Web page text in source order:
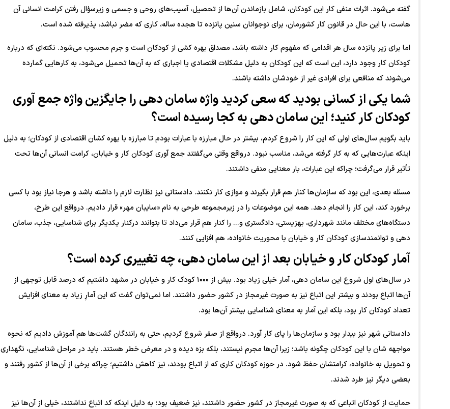
گفته می‌شود. اثرات منفی کار این کودکان، شامل بازماندن آن‌ها از تحصیل، آسیب‌های روحی و جسمی و زیرسؤال رفتن کرامت انسانی آن
هاست، با این حال در قانون کار کشورمان، برای نوجوانان سنین پانزده تا هجده ساله، کاری که مضر نباشد، پذیرفته شده است.
اما برای زیر پانزده سال هر اقدامی که مفهوم کار داشته باشد، مصداق بهره کشی از کودکان است و جرم محسوب می‌شود. نکته‌ای که درباره
کودکان کار وجود دارد، این است که این کودکان به دلیل مشکلات اقتصادی یا اجباری که به آن‌ها تحمیل می‌شود، به کار‌هایی گمارده
می‌شوند که منافعی برای افرادی غیر از خودشان داشته باشند.
شما یکی از کسانی بودید که سعی کردید واژه سامان دهی را جایگزین واژه جمع آوری
کودکان کار کنید؛ این سامان دهی به کجا رسیده است؟
باید بگویم سال‌های اولی که این کار را شروع کردم، بیشتر در حال مبارزه با عبارات بودم تا مبارزه با بهره کشان اقتصادی از کودکان؛ به دلیل
اینکه عبارت‌هایی که به کار گرفته‌ می‌شد، مناسب نبود. درواقع وقتی می‌گفتند جمع آوری کودکان کار و خیابان، کرامت انسانی آن‌ها تحت
تأثیر قرار می‌گرفت؛ چراکه این عبارات، بار معنایی منفی داشتند.
مسئله بعدی، این بود که سازمان‌ها کنار هم قرار بگیرند و موازی کار نکنند. دادستانی نیز نظارت لازم را داشته باشد و هرجا نیاز بود با کسی
برخورد کند، این کار را انجام دهد. همه این موضوعات را در زیرمجموعه طرحی به نام «سایبان مهر» قرار دادیم. درواقع این طرح،
دستگاه‌های مختلف مانند شهرداری، بهزیستی، دادگستری و... را کنار هم قرار می‌داد تا بتوانند درکنار یکدیگر برای شناسایی، جذب، سامان
دهی و توانمندسازی کودکان کار و خیابان با محوریت خانواده، هم افزایی کنند.
آمار کودکان کار و خیابان بعد از این سامان دهی، چه تغییری کرده است؟
در سال‌های اول شروع این سامان دهی، آمار خیلی زیاد بود. بیش از ۱۰۰۰ کودک کار و خیابان در مشهد داشتیم که درصد قابل توجهی از
آن‌ها اتباع بودند و بیشتر این اتباع نیز به صورت غیرمجاز در کشور حضور داشتند. اما نمی‌توان گفت که این آمارِ زیاد به معنای افزایش
تعداد کودکان کار بود، بلکه این آمار به معنای شناسایی بیشتر آن‌ها بود.
دادستانی شهر نیز بیدار بود و سازمان‌ها را پای کار آورد. درواقع از صفر شروع کردیم، حتی به رانندگان گشت‌ها هم آموزش دادیم که نحوه
مواجهه شان با این کودکان چگونه باشد؛ زیرا آن‌ها مجرم نیستند، بلکه بزه دیده و در معرض خطر هستند. باید در مراحل شناسایی، نگهداری
و تحویل به خانواده، کرامتشان حفظ شود. در حوزه کودکان کاری که از اتباع بودند، نیز کاهش داشتیم؛ چراکه برخی از آن‌ها از کشور رفتند و
بعضی دیگر نیز طرد شدند.
حمایت از کودکان اتباعی که به صورت غیرمجاز در کشور حضور داشتند، نیز ضعیف بود؛ به دلیل اینکه کد اتباع نداشتند، خیلی از آن‌ها نیز